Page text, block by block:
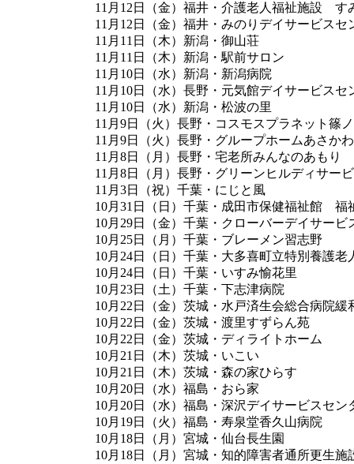
11月12日（金）福井・介護老人福祉施設 す
11月12日（金）福井・みのりデイサービスセ
11月11日（木）新潟・御山荘
11月11日（木）新潟・駅前サロン
11月10日（水）新潟・新潟病院
11月10日（水）長野・元気館デイサービスセ
11月10日（水）新潟・松波の里
11月9日（火）長野・コスモスプラネット篠
11月9日（火）長野・グループホームあさかわ
11月8日（月）長野・宅老所みんなのあもり
11月8日（月）長野・グリーンヒルディサー
11月3日（祝）千葉・にじと風
10月31日（日）千葉・成田市保健福祉館 福
10月29日（金）千葉・クローバーデイサービ
10月25日（月）千葉・ブレーメン習志野
10月24日（日）千葉・大多喜町立特別養護老
10月24日（日）千葉・いすみ愉花里
10月23日（土）千葉・下志津病院
10月22日（金）茨城・水戸済生会総合病院緩
10月22日（金）茨城・渡里すずらん苑
10月22日（金）茨城・ディライトホーム
10月21日（木）茨城・いこい
10月21日（木）茨城・森の家ひらす
10月20日（水）福島・おら家
10月20日（水）福島・深沢デイサービスセン
10月19日（火）福島・寿泉堂香久山病院
10月18日（月）宮城・仙台長生園
10月18日（月）宮城・知的障害者通所更生